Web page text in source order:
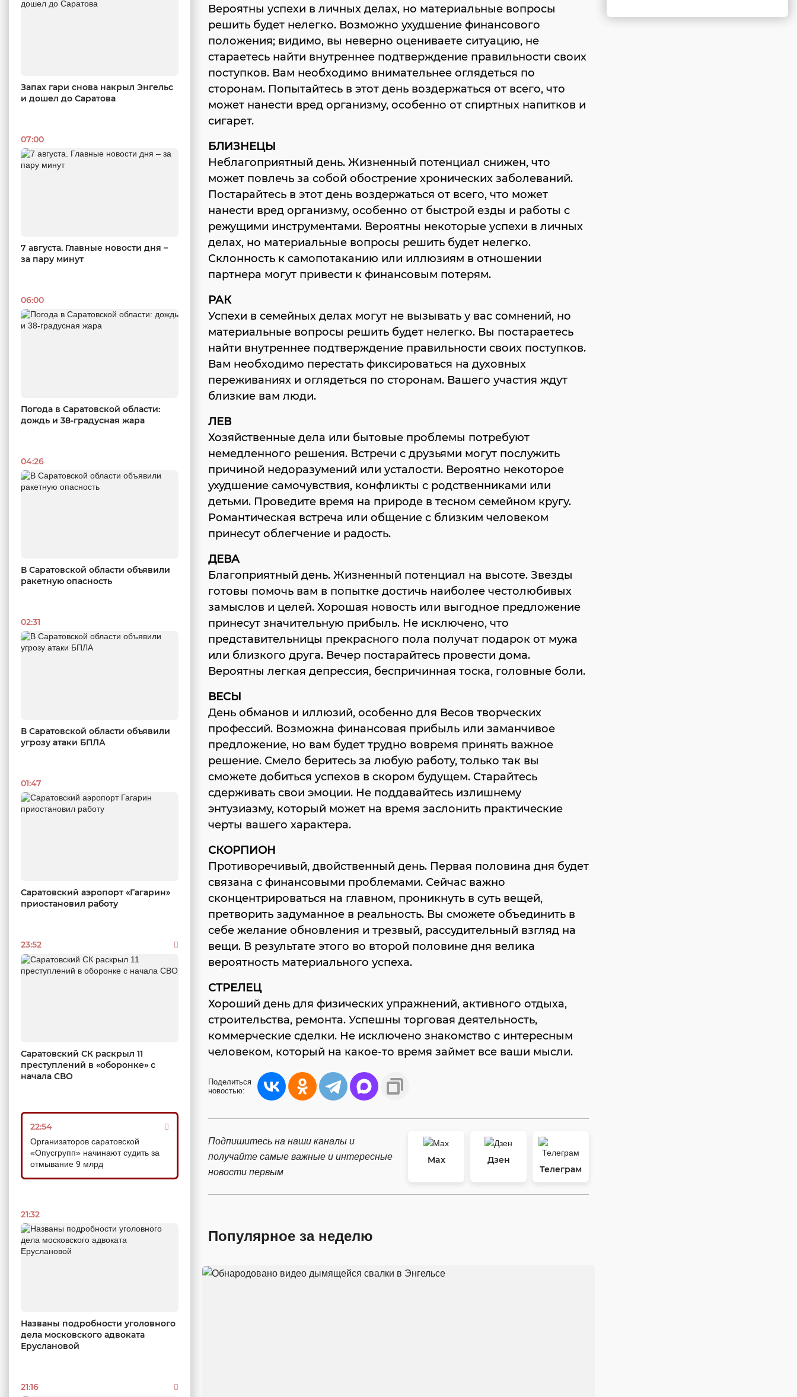
Запах гари снова накрыл Энгельс
и дошел до Саратова
07:00
7 августа. Главные новости дня –
за пару минут
06:00
Погода в Саратовской области:
дождь и 38-градусная жара
04:26
В Саратовской области объявили
ракетную опасность
02:31
В Саратовской области объявили
угрозу атаки БПЛА
01:47
Саратовский аэропорт «Гагарин»
приостановил работу
23:52
Саратовский СК раскрыл 11
преступлений в «оборонке» с
начала СВО
22:54
Организаторов саратовской
«Опусгрупп» начинают судить за
отмывание 9 млрд
21:32
Названы подробности уголовного
дела московского адвоката
Еруслановой
21:16
Вероятны успехи в личных делах, но материальные вопросы
решить будет нелегко. Возможно ухудшение финансового
положения; видимо, вы неверно оцениваете ситуацию, не
стараетесь найти внутреннее подтверждение правильности своих
поступков. Вам необходимо внимательнее оглядеться по
сторонам. Попытайтесь в этот день воздержаться от всего, что
может нанести вред организму, особенно от спиртных напитков и
сигарет.
БЛИЗНЕЦЫ
Неблагоприятный день. Жизненный потенциал снижен, что
может повлечь за собой обострение хронических заболеваний.
Постарайтесь в этот день воздержаться от всего, что может
нанести вред организму, особенно от быстрой езды и работы с
режущими инструментами. Вероятны некоторые успехи в личных
делах, но материальные вопросы решить будет нелегко.
Склонность к самопотаканию или иллюзиям в отношении
партнера могут привести к финансовым потерям.
РАК
Успехи в семейных делах могут не вызывать у вас сомнений, но
материальные вопросы решить будет нелегко. Вы постараетесь
найти внутреннее подтверждение правильности своих поступков.
Вам необходимо перестать фиксироваться на духовных
переживаниях и оглядеться по сторонам. Вашего участия ждут
близкие вам люди.
ЛЕВ
Хозяйственные дела или бытовые проблемы потребуют
немедленного решения. Встречи с друзьями могут послужить
причиной недоразумений или усталости. Вероятно некоторое
ухудшение самочувствия, конфликты с родственниками или
детьми. Проведите время на природе в тесном семейном кругу.
Романтическая встреча или общение с близким человеком
принесут облегчение и радость.
ДЕВА
Благоприятный день. Жизненный потенциал на высоте. Звезды
готовы помочь вам в попытке достичь наиболее честолюбивых
замыслов и целей. Хорошая новость или выгодное предложение
принесут значительную прибыль. Не исключено, что
представительницы прекрасного пола получат подарок от мужа
или близкого друга. Вечер постарайтесь провести дома.
Вероятны легкая депрессия, беспричинная тоска, головные боли.
ВЕСЫ
День обманов и иллюзий, особенно для Весов творческих
профессий. Возможна финансовая прибыль или заманчивое
предложение, но вам будет трудно вовремя принять важное
решение. Смело беритесь за любую работу, только так вы
сможете добиться успехов в скором будущем. Старайтесь
сдерживать свои эмоции. Не поддавайтесь излишнему
энтузиазму, который может на время заслонить практические
черты вашего характера.
СКОРПИОН
Противоречивый, двойственный день. Первая половина дня будет
связана с финансовыми проблемами. Сейчас важно
сконцентрироваться на главном, проникнуть в суть вещей,
претворить задуманное в реальность. Вы сможете объединить в
себе желание обновления и трезвый, рассудительный взгляд на
вещи. В результате этого во второй половине дня велика
вероятность материального успеха.
СТРЕЛЕЦ
Хороший день для физических упражнений, активного отдыха,
строительства, ремонта. Успешны торговая деятельность,
коммерческие сделки. Не исключено знакомство с интересным
человеком, который на какое-то время займет все ваши мысли.
Поделиться
новостью:
Подпишитесь на наши каналы и
получайте самые важные и интересные
новости первым
Max
Дзен
Телеграм
Популярное за неделю